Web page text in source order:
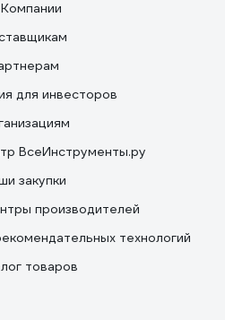
для инвесторов
ВсеИнструменты.ру
закупки
производителей
технологий
товаров